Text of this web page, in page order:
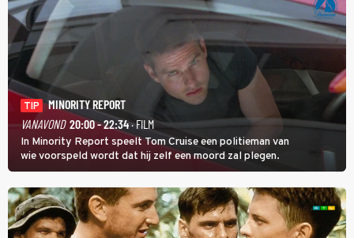
TIP
MINORITY REPORT
VANAVOND 20:00 - 22:34· FILM
In Minority Report speelt Tom Cruise een politieman van
wie voorspeld wordt dat hij zelf een moord zal plegen.